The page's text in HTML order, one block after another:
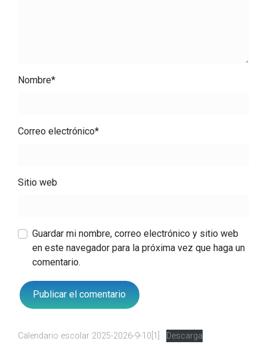
Nombre*
Correo electrónico*
Sitio web
Guardar mi nombre, correo electrónico y sitio web
en este navegador para la próxima vez que haga un
comentario.
Calendario escolar 2025-2026-9-10[1] Descarga